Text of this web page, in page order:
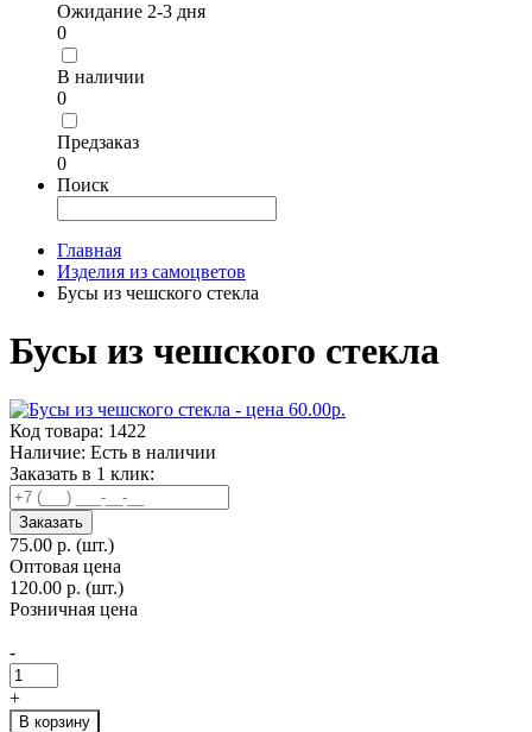
Ожидание 2-3 дня
0
В наличии
0
Предзаказ
0
Поиск
Главная
Изделия из самоцветов
Бусы из чешского стекла
Бусы из чешского стекла
Код товара: 1422
Наличие: Есть в наличии
Заказать в 1 клик:
Заказать
75.00 р. (шт.)
Оптовая цена
120.00 р. (шт.)
Розничная цена
-
+
В корзину